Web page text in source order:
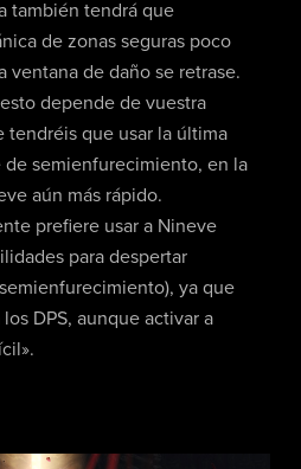
también tendrá que
de zonas seguras poco
ventana de daño se retrase.
depende de vuestra
tendréis que usar la última
de semienfurecimiento, en la
aún más rápido.
prefiere usar a Nineve
para despertar
ya que
DPS, aunque activar a